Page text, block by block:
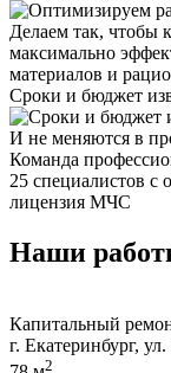
Делаем так, чтобы
максимально
материалов и
Сроки и бюджет
И не меняются в
Команда
25 специалистов с
лицензия МЧС
Наши
Капитальный
г. Екатеринбург,
2